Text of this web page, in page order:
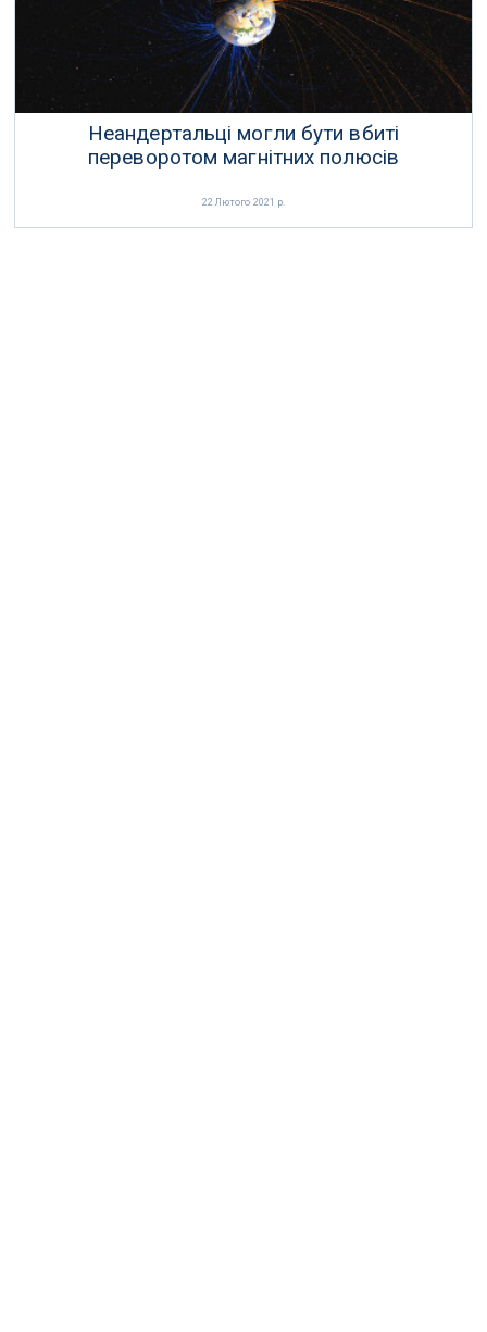
Неандертальці могли бути вбиті
переворотом магнітних полюсів
22 Лютого 2021 р.